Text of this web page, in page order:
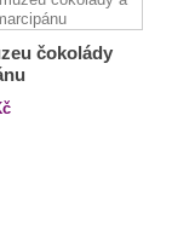
čokolády